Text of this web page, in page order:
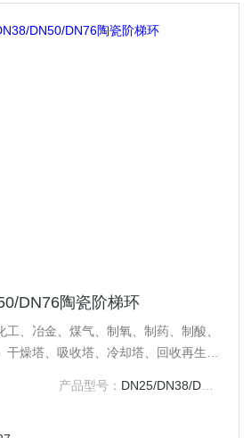
DN76陶瓷阶梯环
工、冶金、煤气、制氧、制药、制酸、
干燥塔、吸收塔、冷却塔、回收再生
产品型号： DN25/DN38/DN50/DN76